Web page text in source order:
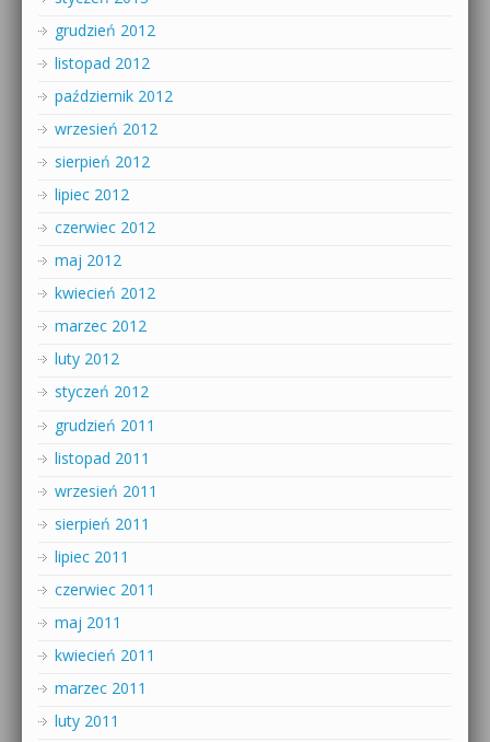
grudzień 2012
listopad 2012
październik 2012
wrzesień 2012
sierpień 2012
lipiec 2012
czerwiec 2012
maj 2012
kwiecień 2012
marzec 2012
luty 2012
styczeń 2012
grudzień 2011
listopad 2011
wrzesień 2011
sierpień 2011
lipiec 2011
czerwiec 2011
maj 2011
kwiecień 2011
marzec 2011
luty 2011